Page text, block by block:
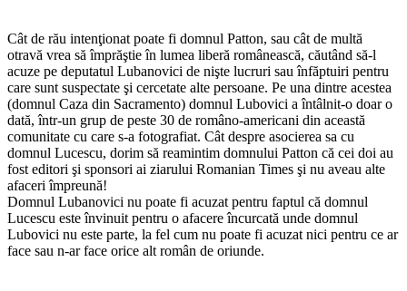
Cât de rău intenţionat poate fi domnul Patton, sau cât de multă
otravă vrea să împrăştie în lumea liberă românească, căutând să-l
acuze pe deputatul Lubanovici de nişte lucruri sau înfăptuiri pentru
care sunt suspectate şi cercetate alte persoane. Pe una dintre acestea
(domnul Caza din Sacramento) domnul Lubovici a întâlnit-o doar o
dată, într-un grup de peste 30 de româno-americani din această
comunitate cu care s-a fotografiat. Cât despre asocierea sa cu
domnul Lucescu, dorim să reamintim domnului Patton că cei doi au
fost editori şi sponsori ai ziarului Romanian Times şi nu aveau alte
afaceri împreună!
Domnul Lubanovici nu poate fi acuzat pentru faptul că domnul
Lucescu este învinuit pentru o afacere încurcată unde domnul
Lubovici nu este parte, la fel cum nu poate fi acuzat nici pentru ce ar
face sau n-ar face orice alt român de oriunde.